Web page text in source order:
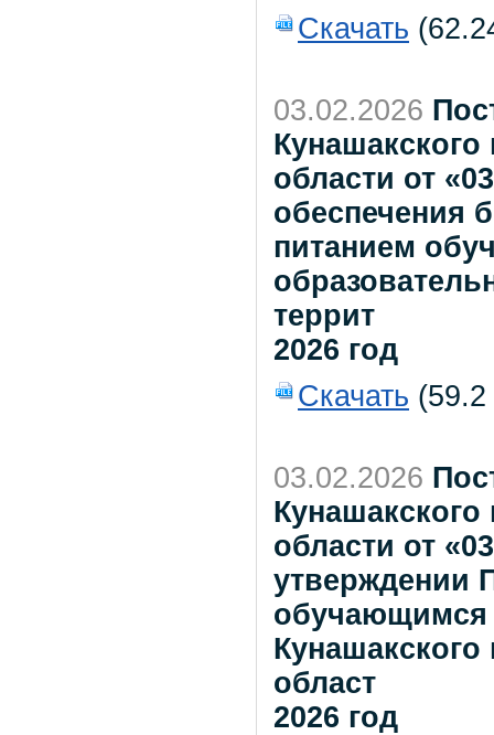
Скачать
03.02.2026
области от
обеспечения
питанием
террит
2026 год
Скачать
03.02.2026
области от
утверждении
обучающимся
област
2026 год